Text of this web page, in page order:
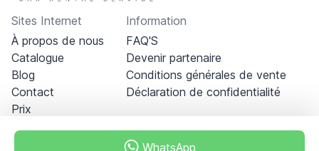
WhatsApp
Sites Internet
À propos de nous
Catalogue
Blog
Contact
Prix
Information
FAQ'S
Devenir partenaire
Conditions générales de vente
Déclaration de confidentialité